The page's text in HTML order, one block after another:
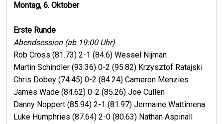
Montag, 6. Oktober
Erste Runde
Abendsession (ab 19:00 Uhr)
Rob Cross (81.73) 2-1 (84.6) Wessel Nijman
Martin Schindler (93.36) 0-2 (95.82) Krzysztof Ratajski
Chris Dobey (74.45) 0-2 (84.24) Cameron Menzies
James Wade (84.62) 0-2 (85.26) Joe Cullen
Danny Noppert (85.94) 2-1 (81.97) Jermaine Wattimena
Luke Humphries (87.64) 2-0 (80.63) Nathan Aspinall